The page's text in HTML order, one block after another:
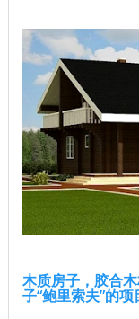
木质房子，胶合
子“鲍里索夫”的项